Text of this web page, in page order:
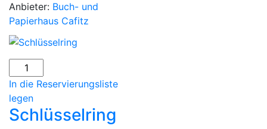
Anbieter: Buch- und
Papierhaus Cafitz
Schlüsselring
Menge
In die Reservierungsliste
legen
Schlüsselring